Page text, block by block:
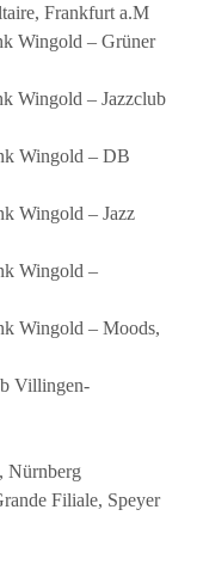
Frankfurt a.M
Wingold – Grüner
Wingold – Jazzclub
Wingold – DB
Wingold – Jazz
Wingold –
Wingold – Moods,
Villingen-
Nürnberg
Filiale, Speyer